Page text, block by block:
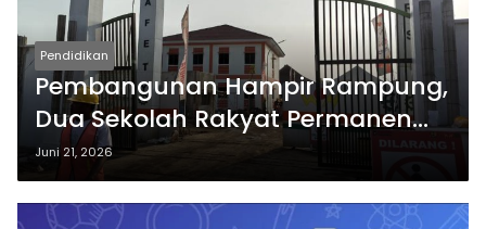
Pendidikan
Pembangunan Hampir Rampung,
Dua Sekolah Rakyat Permanen
Pasuruan Siap Dibuka
Juni 21, 2026